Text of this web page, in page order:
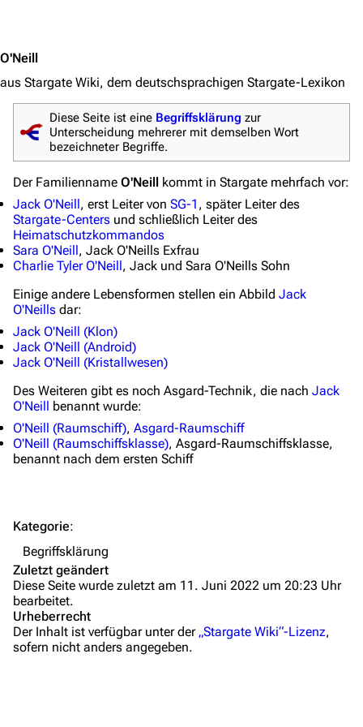
Das Stargate-Universum
Themenportal
Personen
Orte
Objekte
Zeitleiste
Fanprojekte
Mitmachen
Hilfe
Autorenportal
Themengruppen
Anfragen
Administrations-Übersicht
Löschantrag
Vandalismus melden
O'Neill
aus Stargate Wiki, dem deutschsprachigen Stargate-Lexikon
Diese Seite ist eine Begriffsklärung zur
Unterscheidung mehrerer mit demselben Wort
bezeichneter Begriffe.
Der Familienname O'Neill kommt in Stargate mehrfach vor:
Jack O'Neill, erst Leiter von SG-1 , später Leiter des
Stargate-Centers und schließlich Leiter des
Heimatschutzkommandos
Sara O'Neill, Jack O'Neills Exfrau
Charlie Tyler O'Neill, Jack und Sara O'Neills Sohn
Einige andere Lebensformen stellen ein Abbild Jack
O'Neills dar:
Jack O'Neill (Klon)
Jack O'Neill (Android)
Jack O'Neill (Kristallwesen)
Des Weiteren gibt es noch Asgard-Technik, die nach Jack
O'Neill benannt wurde:
O'Neill (Raumschiff), Asgard-Raumschiff
O'Neill (Raumschiffsklasse), Asgard-Raumschiffsklasse,
benannt nach dem ersten Schiff
Kategorie:
Begriffsklärung
Zuletzt geändert
Diese Seite wurde zuletzt am 11. Juni 2022 um 20:23 Uhr
bearbeitet.
Urheberrecht
Der Inhalt ist verfügbar unter der „Stargate Wiki“-Lizenz,
sofern nicht anders angegeben.